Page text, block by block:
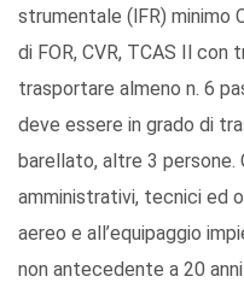
strumentale (lFR) minimo
di FOR, CVR, TCAS Il
trasportare almeno n. 6
deve essere in grado di
barellato, altre 3
amministrativi, tecnici ed
aereo e all’equipaggio
non antecedente a 20